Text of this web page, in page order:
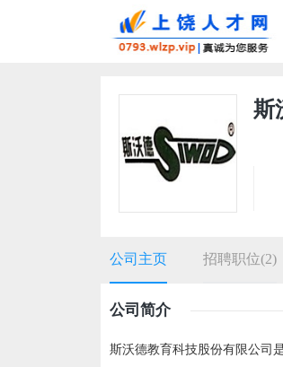
斯
公司主页 招聘职位(2)
公司简介
斯沃德教育科技股份有限公司